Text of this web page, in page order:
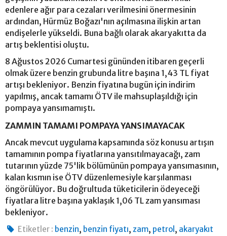
edenlere ağır para cezaları verilmesini önermesinin
ardından, Hürmüz Boğazı'nın açılmasına ilişkin artan
endişelerle yükseldi. Buna bağlı olarak akaryakıtta da
artış beklentisi oluştu.
8 Ağustos 2026 Cumartesi gününden itibaren geçerli
olmak üzere benzin grubunda litre başına 1,43 TL fiyat
artışı bekleniyor. Benzin fiyatına bugün için indirim
yapılmış, ancak tamamı ÖTV ile mahsuplaşıldığı için
pompaya yansımamıştı.
ZAMMIN TAMAMI POMPAYA YANSIMAYACAK
Ancak mevcut uygulama kapsamında söz konusu artışın
tamamının pompa fiyatlarına yansıtılmayacağı, zam
tutarının yüzde 75'lik bölümünün pompaya yansımasının,
kalan kısmın ise ÖTV düzenlemesiyle karşılanması
öngörülüyor. Bu doğrultuda tüketicilerin ödeyeceği
fiyatlara litre başına yaklaşık 1,06 TL zam yansıması
bekleniyor.
Etiketler : benzin, benzin fiyatı,zam, petrol , akaryakıt